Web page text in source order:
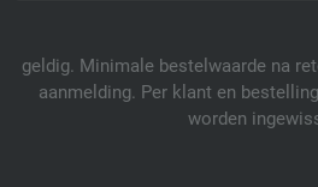
geldig. Minimale bestelwaarde na
aanmelding. Per klant en
worden